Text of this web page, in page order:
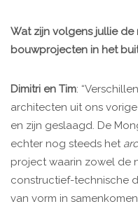
Wat zijn volgens jullie
bouwprojecten in het
Dimitri en Tim:
architecten uit ons
en zijn geslaagd. De
echter nog steeds het
project waarin zowel de
constructief-technische
van vorm in